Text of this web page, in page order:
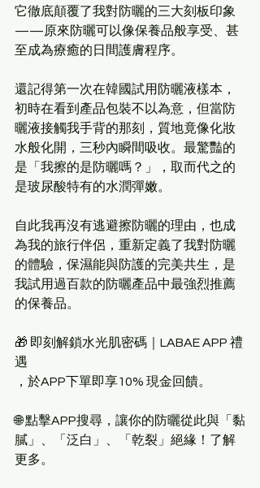
它徹底顛覆了我對防曬的三大刻板印象
——原來防曬可以像保養品般享受、甚
至成為療癒的日間護膚程序。
還記得第一次在韓國試用防曬液樣本，
初時在看到產品包裝不以為意，但當防
曬液接觸我手背的那刻，質地竟像化妝
水般化開，三秒內瞬間吸收。最驚豔的
是「我擦的是防曬嗎？」，取而代之的
是玻尿酸特有的水潤彈嫩。
自此我再沒有逃避擦防曬的理由，也成
為我的旅行伴侶，重新定義了我對防曬
的體驗，保濕能與防護的完美共生，是
我試用過百款的防曬產品中最強烈推薦
的保養品。
🎁 即刻解鎖水光肌密碼｜LABAE APP 禮
遇
，於APP下單即享10% 現金回饋。
🌐 點擊APP搜尋，讓你的防曬從此與「黏
膩」、「泛白」、「乾裂」絕緣！了解
更多。